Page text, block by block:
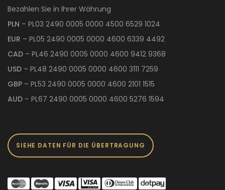
Bezahlen Sie in Ihrer Währung
PLN – PL03 2490 0005 0000 4500 6529 1024
EUR – PL05 2490 0005 0000 4600 6339 4492
CAD – PL46 2490 0005 0000 4600 9412 9368
USD – PL48 2490 0005 0000 4600 3111 7259
GBP – PL53 2490 0005 0000 4600 2101 1515
AUD – PL67 2490 0005 0000 4600 5276 1594
SIEHE DATEN FÜR DIE ÜBERTRAGUNG